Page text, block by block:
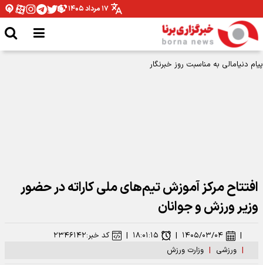
۱۷ مرداد ۱۴۰۵
افتتاح مرکز آموزش تیم‌های ملی کاراته در حضور
وزیر ورزش و جوانان
| ورزشی | وزارت ورزش
| ۱۴۰۵/۰۳/۰۴ | ۱۸:۰۱:۱۵ | کد خبر:۲۳۴۶۱۴۲